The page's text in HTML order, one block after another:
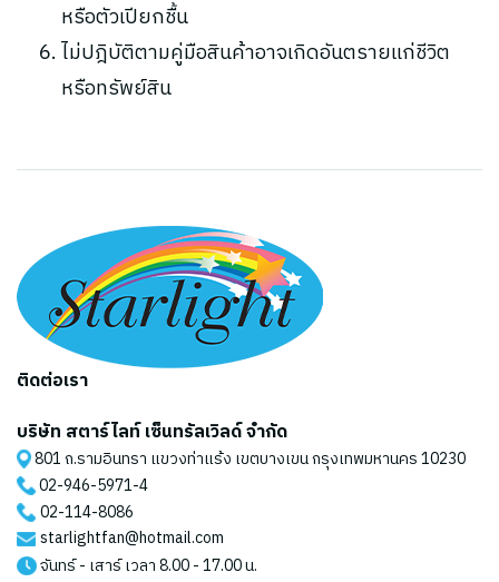
หรือตัวเปียกชื้น
ไม่ปฎิบัติตามคู่มือสินค้าอาจเกิดอันตรายแก่ชีวิต
หรือทรัพย์สิน
ติดต่อเรา
บริษัท สตาร์ไลท์ เซ็นทรัลเวิลด์ จำกัด
801 ถ.รามอินทรา แขวงท่าแร้ง เขตบางเขน กรุงเทพมหานคร 10230
02-946-5971-4
02-114-8086
starlightfan@hotmail.com
จันทร์ - เสาร์ เวลา 8.00 - 17.00 น.